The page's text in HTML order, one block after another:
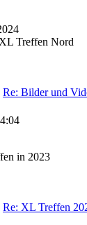
Treffen Nord
Re: Bilder und
Beitrag
in 2023
Re: XL Treffen